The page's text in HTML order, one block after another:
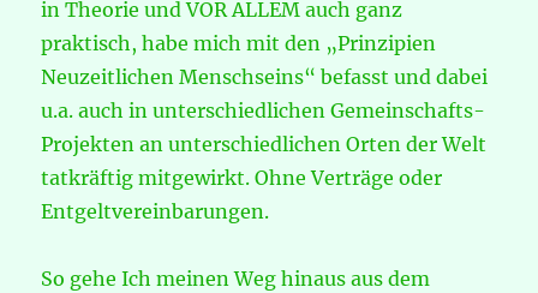
in Theorie und VOR ALLEM auch ganz
praktisch, habe mich mit den „Prinzipien
Neuzeitlichen Menschseins“ befasst und dabei
u.a. auch in unterschiedlichen Gemeinschafts-
Projekten an unterschiedlichen Orten der Welt
tatkräftig mitgewirkt. Ohne Verträge oder
Entgeltvereinbarungen.
So gehe Ich meinen Weg hinaus aus dem